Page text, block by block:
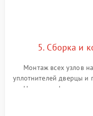
5. Сборка и
Монтаж всех узлов
уплотнителей дверцы и
Надежная фиксация
сборка корпуса